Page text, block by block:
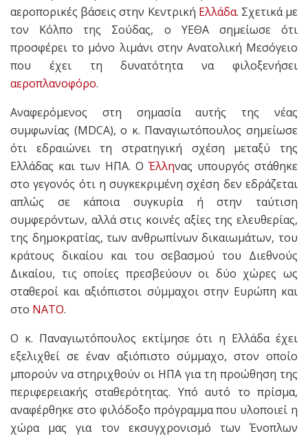
αεροπορικές βάσεις στην Κεντρική Ελλάδα. Σχετικά με
τον Κόλπο της Σούδας, ο ΥΕΘΑ σημείωσε ότι
προσφέρει το μόνο λιμάνι στην Ανατολική Μεσόγειο
που έχει τη δυνατότητα να φιλοξενήσει
αεροπλανοφόρο.
Αναφερόμενος στη σημασία αυτής της νέας
συμφωνίας (MDCA), ο κ. Παναγιωτόπουλος σημείωσε
ότι εδραιώνει τη στρατηγική σχέση μεταξύ της
Ελλάδας και των ΗΠΑ. Ο Έλληνας υπουργός στάθηκε
στο γεγονός ότι η συγκεκριμένη σχέση δεν εδράζεται
απλώς σε κάποια συγκυρία ή στην ταύτιση
συμφερόντων, αλλά στις κοινές αξίες της ελευθερίας,
της δημοκρατίας, των ανθρωπίνων δικαιωμάτων, του
κράτους δικαίου και του σεβασμού του Διεθνούς
Δικαίου, τις οποίες πρεσβεύουν οι δύο χώρες ως
σταθεροί και αξιόπιστοι σύμμαχοι στην Ευρώπη και
στο ΝΑΤΟ.
Ο κ. Παναγιωτόπουλος εκτίμησε ότι η Ελλάδα έχει
εξελιχθεί σε έναν αξιόπιστο σύμμαχο, στον οποίο
μπορούν να στηριχθούν οι ΗΠΑ για τη προώθηση της
περιφερειακής σταθερότητας. Υπό αυτό το πρίσμα,
αναφέρθηκε στο φιλόδοξο πρόγραμμα που υλοποιεί η
χώρα μας για τον εκσυγχρονισμό των Ένοπλων